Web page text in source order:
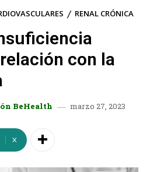
RENAL CRÓNICA
con la
BeHealth marzo 27, 2023
X